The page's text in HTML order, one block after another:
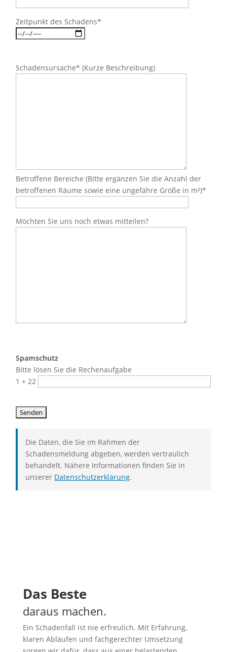
Zeitpunkt des Schadens*
Schadensursache* (Kurze Beschreibung)
Betroffene Bereiche (Bitte ergänzen Sie die Anzahl der
betroffenen Räume sowie eine ungefähre Größe in m²)*
Möchten Sie uns noch etwas mitteilen?
Spamschutz
Bitte lösen Sie die Rechenaufgabe
1 + 22
Die Daten, die Sie im Rahmen der
Schadensmeldung abgeben, werden vertraulich
behandelt. Nähere Informationen finden Sie in
unserer Datenschutzerklärung.
Das Beste
daraus machen.
Ein Schadenfall ist nie erfreulich. Mit Erfahrung,
klaren Abläufen und fachgerechter Umsetzung